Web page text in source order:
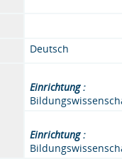
Deutsch
Einrichtung :
Einrichtung :